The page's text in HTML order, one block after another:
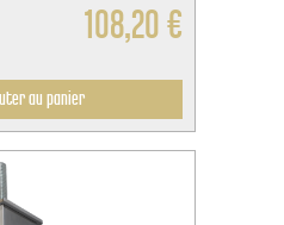
108,20 €
au panier